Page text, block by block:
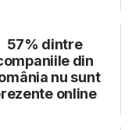
57% dintre
din
nu sunt
online